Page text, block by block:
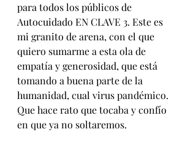
para todos los públicos de
Autocuidado EN CLAVE 3. Este es
mi granito de arena, con el que
quiero sumarme a esta ola de
empatía y generosidad, que está
tomando a buena parte de la
humanidad, cual virus pandémico.
Que hace rato que tocaba y confío
en que ya no soltaremos.